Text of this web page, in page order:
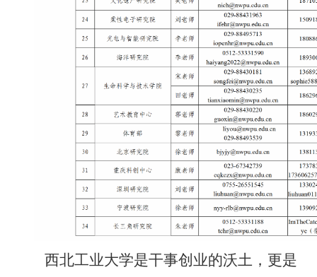
西北工业大学是干事创业的沃土，更是